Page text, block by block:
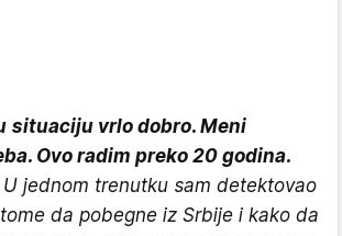
situaciju vrlo dobro. Meni
Ovo radim preko 20 godina.
U jednom trenutku sam detektovao
da pobegne iz Srbije i kako da